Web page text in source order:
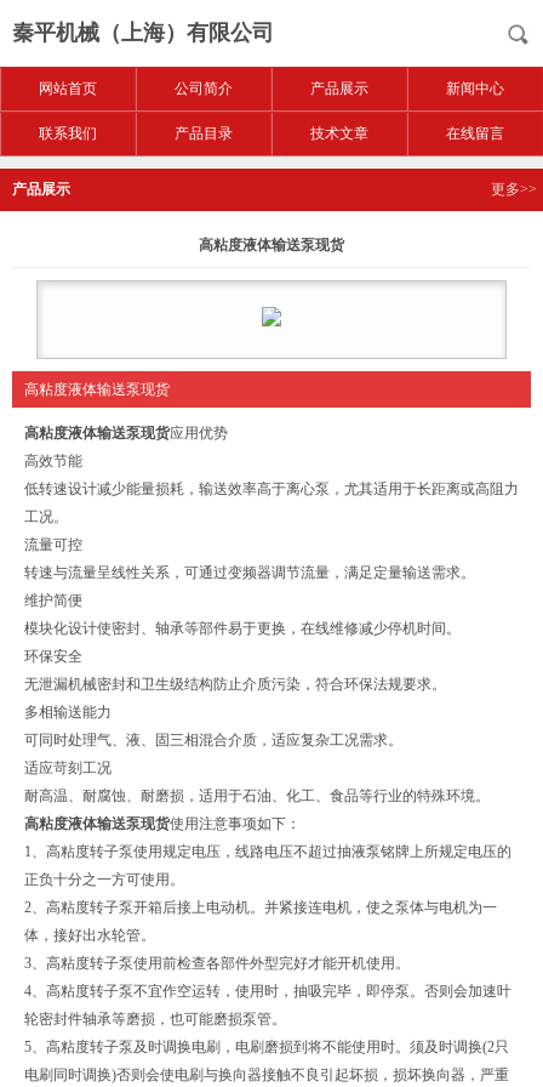
秦平机械（上海）有限公司
网站首页 公司简介 产品展示 新闻中心
联系我们 产品目录 技术文章 在线留言
产品展示 更多>>
高粘度液体输送泵现货
高粘度液体输送泵现货
高粘度液体输送泵现货应用优势
高效节能
低转速设计减少能量损耗，输送效率高于离心泵，尤其适用于长距离或高阻力
工况。
流量可控
转速与流量呈线性关系，可通过变频器调节流量，满足定量输送需求。
维护简便
模块化设计使密封、轴承等部件易于更换，在线维修减少停机时间。
环保安全
无泄漏机械密封和卫生级结构防止介质污染，符合环保法规要求。
多相输送能力
可同时处理气、液、固三相混合介质，适应复杂工况需求。
适应苛刻工况
耐高温、耐腐蚀、耐磨损，适用于石油、化工、食品等行业的特殊环境。
高粘度液体输送泵现货使用注意事项如下：
1、高粘度转子泵使用规定电压，线路电压不超过抽液泵铭牌上所规定电压的
正负十分之一方可使用。
2、高粘度转子泵开箱后接上电动机。并紧接连电机，使之泵体与电机为一
体，接好出水轮管。
3、高粘度转子泵使用前检查各部件外型完好才能开机使用。
4、高粘度转子泵不宜作空运转，使用时，抽吸完毕，即停泵。否则会加速叶
轮密封件轴承等磨损，也可能磨损泵管。
5、高粘度转子泵及时调换电刷，电刷磨损到将不能使用时。须及时调换(2只
电刷同时调换)否则会使电刷与换向器接触不良引起坏损，损坏换向器，严重